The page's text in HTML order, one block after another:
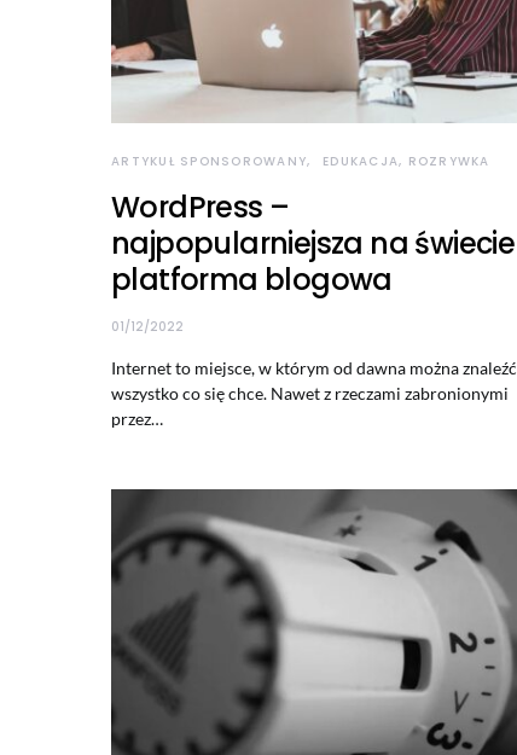
ARTYKUŁ SPONSOROWANY EDUKACJA, ROZRYWKA
WordPress –
najpopularniejsza na świecie
platforma blogowa
01/12/2022
Internet to miejsce, w którym od dawna można znaleźć
wszystko co się chce. Nawet z rzeczami zabronionymi
przez…